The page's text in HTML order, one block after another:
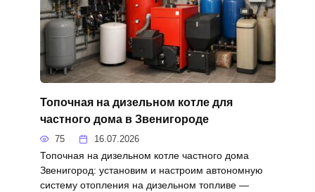
Топочная на дизельном котле для
частного дома в Звенигороде
75 16.07.2026
Топочная на дизельном котле частного дома
Звенигород: установим и настроим автономную
систему отопления на дизельном топливе —